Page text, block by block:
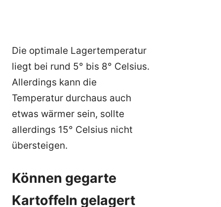
Die optimale Lagertemperatur
liegt bei rund 5° bis 8° Celsius.
Allerdings kann die
Temperatur durchaus auch
etwas wärmer sein, sollte
allerdings 15° Celsius nicht
übersteigen.
Können gegarte
Kartoffeln gelagert